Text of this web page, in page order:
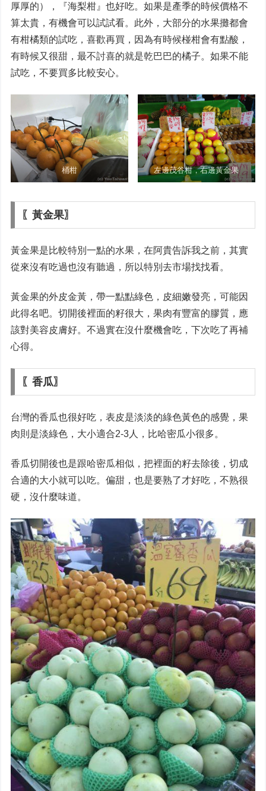
厚厚的），『海梨柑』也好吃。如果是產季的時候價格不
算太貴，有機會可以試試看。此外，大部分的水果攤都會
有柑橘類的試吃，喜歡再買，因為有時候椪柑會有點酸，
有時候又很甜，最不討喜的就是乾巴巴的橘子。如果不能
試吃，不要買多比較安心。
桶柑 左邊茂谷柑，右邊黃金果
〖黃金果〗
黃金果是比較特別一點的水果，在阿貴告訴我之前，其實
從來沒有吃過也沒有聽過，所以特別去市場找找看。
黃金果的外皮金黃，帶一點點綠色，皮細嫩發亮，可能因
此得名吧。切開後裡面的籽很大，果肉有豐富的膠質，應
該對美容皮膚好。不過實在沒什麼機會吃，下次吃了再補
心得。
〖香瓜〗
台灣的香瓜也很好吃，表皮是淡淡的綠色黃色的感覺，果
肉則是淡綠色，大小適合2-3人，比哈密瓜小很多。
香瓜切開後也是跟哈密瓜相似，把裡面的籽去除後，切成
合適的大小就可以吃。偏甜，也是要熟了才好吃，不熟很
硬，沒什麼味道。